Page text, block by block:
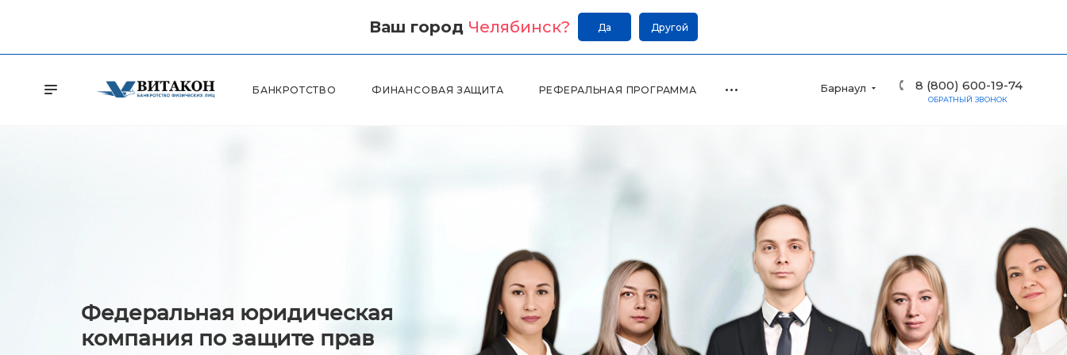
Ваш город Челябинск? Да Другой
Барнаул 8 (800) 600-19-74
БАНКРОТСТВО ФИНАНСОВАЯ ЗАЩИТА РЕФЕРАЛЬНАЯ ПРОГРАММА
ОБРАТНЫЙ ЗВОНОК
Федеральная юридическая
компания по защите прав